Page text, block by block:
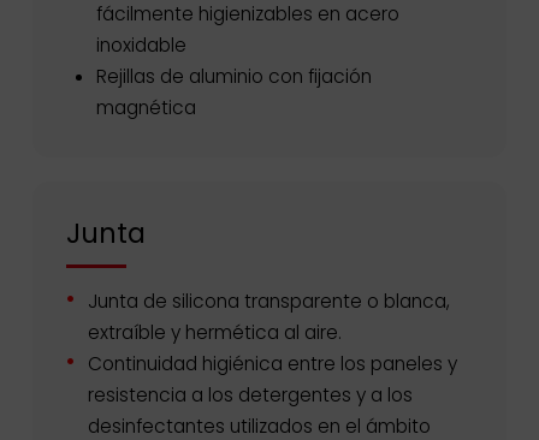
fácilmente higienizables en acero
inoxidable
Rejillas de aluminio con fijación
magnética
Junta
Junta de silicona transparente o blanca,
extraíble y hermética al aire.
Continuidad higiénica entre los paneles y
resistencia a los detergentes y a los
desinfectantes utilizados en el ámbito